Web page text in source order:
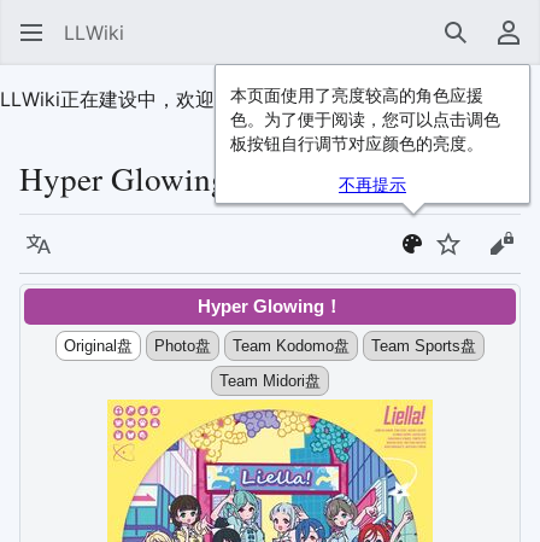
LLWiki 搜索 用
LLWiki正在建设中，欢迎 加入我们！
Hyper Glowing！ (album)
语言 监视 查
Hyper Glowing！
Original盘 Photo盘 Team Kodomo盘
Team Sports盘
Team Midori盘
本页面使用了亮度较高的角色应援
色。为了便于阅读，您可以点击调色
板按钮自行调节对应颜色的亮度。
不再提示